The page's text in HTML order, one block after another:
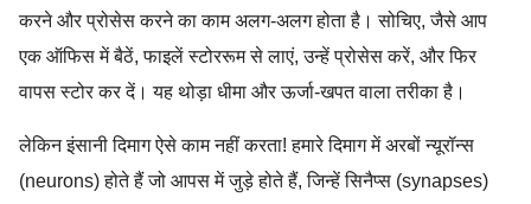
करने और प्रोसेस करने का काम अलग-अलग होता है। सोचिए, जैसे आप
एक ऑफिस में बैठें, फाइलें स्टोररूम से लाएं, उन्हें प्रोसेस करें, और फिर
वापस स्टोर कर दें। यह थोड़ा धीमा और ऊर्जा-खपत वाला तरीका है।
लेकिन इंसानी दिमाग ऐसे काम नहीं करता! हमारे दिमाग में अरबों न्यूरॉन्स
(neurons) होते हैं जो आपस में जुड़े होते हैं, जिन्हें सिनैप्स (synapses)